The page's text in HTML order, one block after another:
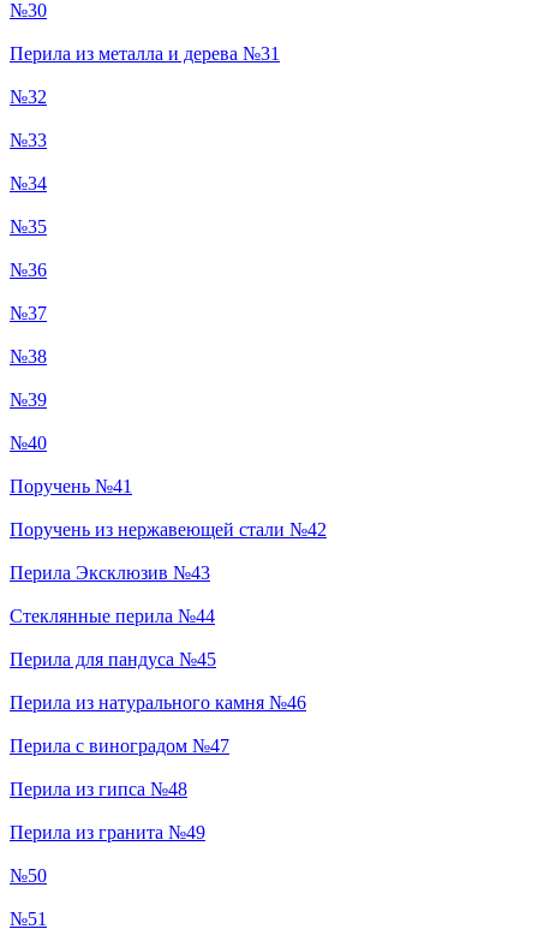
№30
Перила из металла и дерева №31
№32
№33
№34
№35
№36
№37
№38
№39
№40
Поручень №41
Поручень из нержавеющей стали №42
Перила Эксклюзив №43
Стеклянные перила №44
Перила для пандуса №45
Перила из натурального камня №46
Перила с виноградом №47
Перила из гипса №48
Перила из гранита №49
№50
№51